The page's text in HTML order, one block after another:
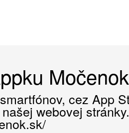
cez App
webovej